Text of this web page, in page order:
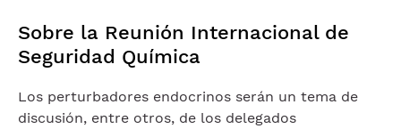
Sobre la Reunión Internacional de
Seguridad Química
Los perturbadores endocrinos serán un tema de
discusión, entre otros, de los delegados